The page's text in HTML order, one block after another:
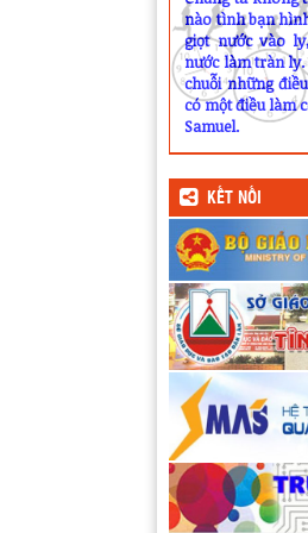
nào tình bạn
giọt nước vào
nước làm tràn
chuỗi những
có một điều làm
Samuel.
KẾT NỐI